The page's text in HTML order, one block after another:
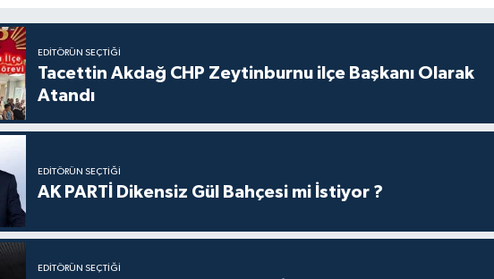
EDITÖRÜN SEÇTIĞI
Tacettin Akdağ CHP Zeytinburnu ilçe Başkanı Olarak
Atandı
EDITÖRÜN SEÇTIĞI
AK PARTİ Dikensiz Gül Bahçesi mi İstiyor ?
EDITÖRÜN SEÇTIĞI